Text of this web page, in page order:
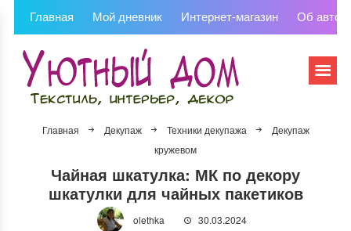
Главная Мой дневник Интернет-магазин Об
Главная Декупаж Техники декупажа
Декупаж
кружевом
Чайная шкатулка: МК по декору
шкатулки для чайных пакетиков
olethka 30.03.2024